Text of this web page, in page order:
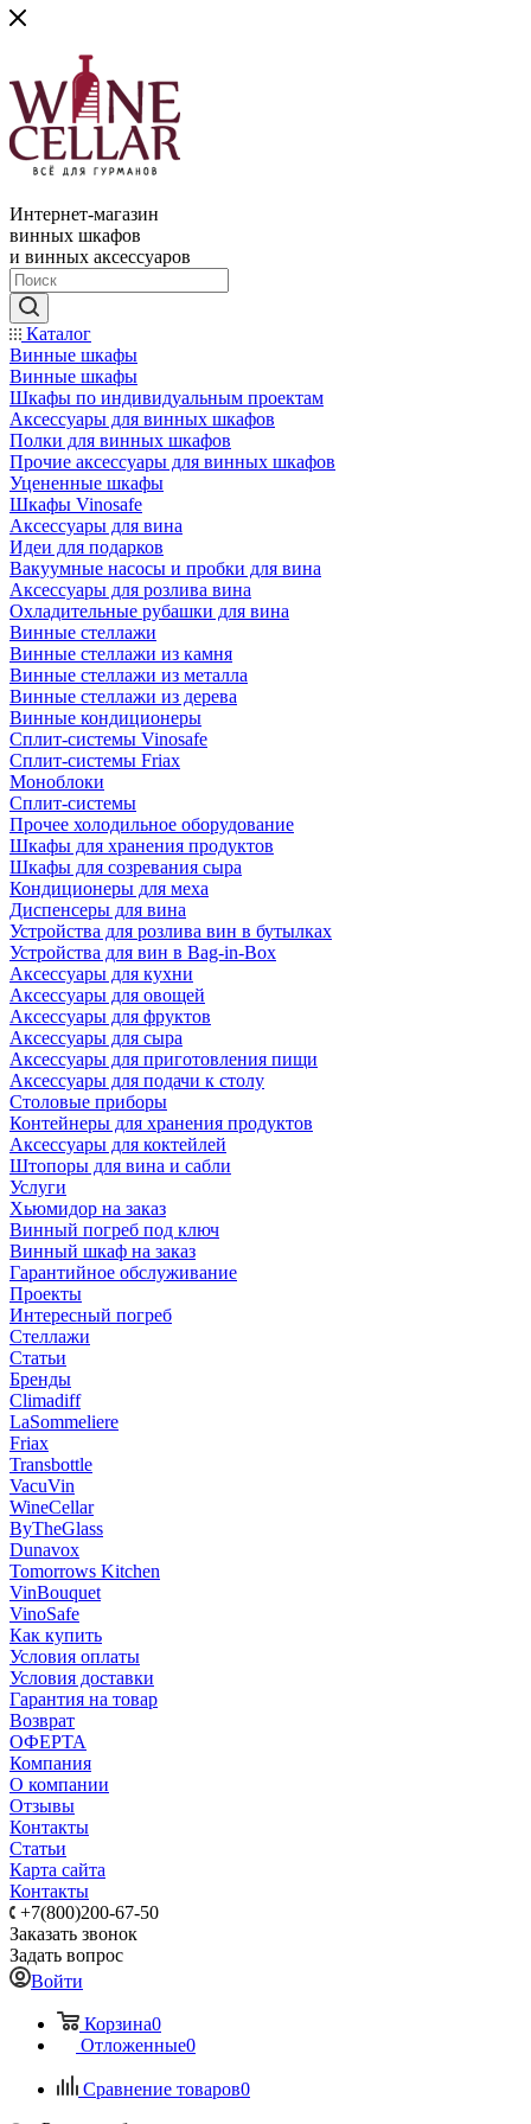
Интернет-магазин
винных шкафов
и винных аксессуаров
Каталог
Винные шкафы
Винные шкафы
Шкафы по индивидуальным проектам
Аксессуары для винных шкафов
Полки для винных шкафов
Прочие аксессуары для винных шкафов
Уцененные шкафы
Шкафы Vinosafe
Аксессуары для вина
Идеи для подарков
Вакуумные насосы и пробки для вина
Аксессуары для розлива вина
Охладительные рубашки для вина
Винные стеллажи
Винные стеллажи из камня
Винные стеллажи из металла
Винные стеллажи из дерева
Винные кондиционеры
Сплит-системы Vinosafe
Сплит-системы Friax
Моноблоки
Сплит-системы
Прочее холодильное оборудование
Шкафы для хранения продуктов
Шкафы для созревания сыра
Кондиционеры для меха
Диспенсеры для вина
Устройства для розлива вин в бутылках
Устройства для вин в Bag-in-Box
Аксессуары для кухни
Аксессуары для овощей
Аксессуары для фруктов
Аксессуары для сыра
Аксессуары для приготовления пищи
Аксессуары для подачи к столу
Столовые приборы
Контейнеры для хранения продуктов
Аксессуары для коктейлей
Штопоры для вина и сабли
Услуги
Хьюмидор на заказ
Винный погреб под ключ
Винный шкаф на заказ
Гарантийное обслуживание
Проекты
Интересный погреб
Стеллажи
Статьи
Бренды
Climadiff
LaSommeliere
Friax
Transbottle
VacuVin
WineCellar
ByTheGlass
Dunavox
Tomorrows Kitchen
VinBouquet
VinoSafe
Как купить
Условия оплаты
Условия доставки
Гарантия на товар
Возврат
ОФЕРТА
Компания
О компании
Отзывы
Контакты
Статьи
Карта сайта
Контакты
+7(800)200-67-50
Заказать звонок
Задать вопрос
Войти
Корзина0
Отложенные0
Сравнение товаров0